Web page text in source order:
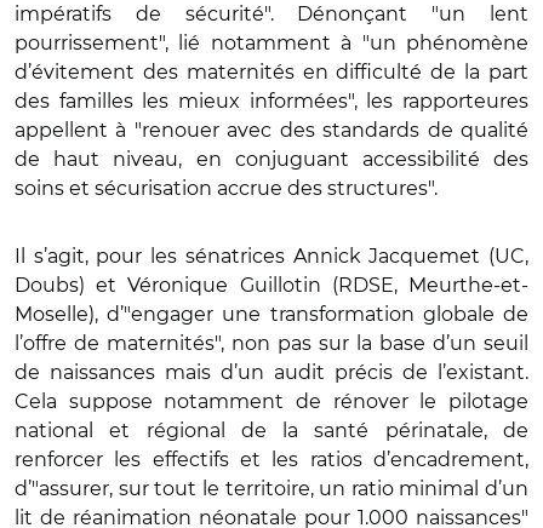
impératifs de sécurité". Dénonçant "un lent
pourrissement", lié notamment à "un phénomène
d’évitement des maternités en difficulté de la part
des familles les mieux informées", les rapporteures
appellent à "renouer avec des standards de qualité
de haut niveau, en conjuguant accessibilité des
soins et sécurisation accrue des structures".
Il s’agit, pour les sénatrices Annick Jacquemet (UC,
Doubs) et Véronique Guillotin (RDSE, Meurthe-et-
Moselle), d’"engager une transformation globale de
l’offre de maternités", non pas sur la base d’un seuil
de naissances mais d’un audit précis de l’existant.
Cela suppose notamment de rénover le pilotage
national et régional de la santé périnatale, de
renforcer les effectifs et les ratios d’encadrement,
d’"assurer, sur tout le territoire, un ratio minimal d’un
lit de réanimation néonatale pour 1.000 naissances"